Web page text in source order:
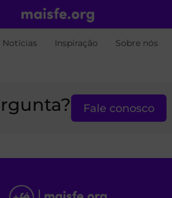
Notícias Inspiração Sobre nós
Fale conosco